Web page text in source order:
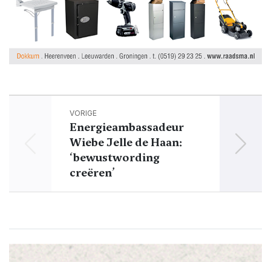
VORIGE
Energieambassadeur
Wiebe Jelle de Haan:
‘bewustwording
creëren’